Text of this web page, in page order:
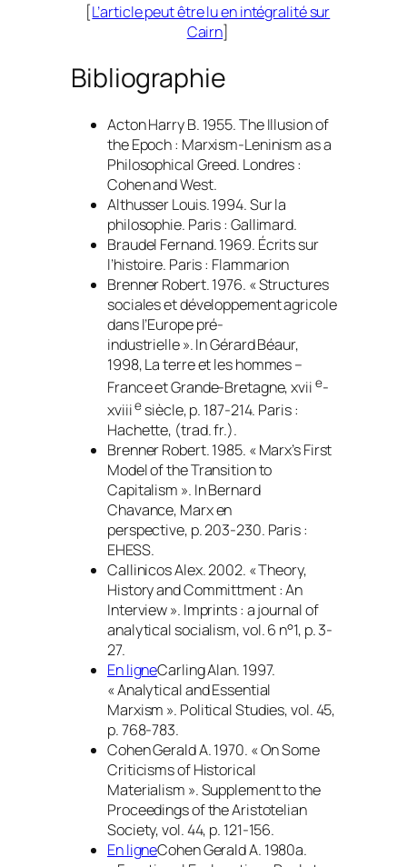
[L’article peut être lu en intégralité sur
Cairn]
Bibliographie
Acton Harry B. 1955.The Illusion of
the Epoch : Marxism-Leninism as a
Philosophical Greed. Londres :
Cohen and West.
Althusser Louis. 1994.Sur la
philosophie. Paris : Gallimard.
Braudel Fernand. 1969. Écrits sur
l’histoire. Paris : Flammarion
Brenner Robert. 1976. « Structures
sociales et développement agricole
dans l’Europe pré-
industrielle ».InGérard Béaur,
1998,La terre et les hommes –
France et Grande-Bretagne, xvii e-
xviiie siècle,p. 187-214. Paris :
Hachette, (trad. fr.).
Brenner Robert. 1985. « Marx’s First
Model of the Transition to
Capitalism ». InBernard
Chavance, Marx en
perspective, p. 203-230. Paris :
EHESS.
Callinicos Alex. 2002. « Theory,
History and Committment : An
Interview ». Imprints : a journal of
analytical socialism, vol. 6 n°1, p. 3-
27.
En ligneCarling Alan. 1997.
« Analytical and Essential
Marxism ». Political Studies, vol. 45,
p. 768-783.
Cohen Gerald A. 1970. « On Some
Criticisms of Historical
Materialism ».Supplement to the
Proceedings of the Aristotelian
Society,vol. 44, p. 121-156.
En ligneCohen Gerald A. 1980a.